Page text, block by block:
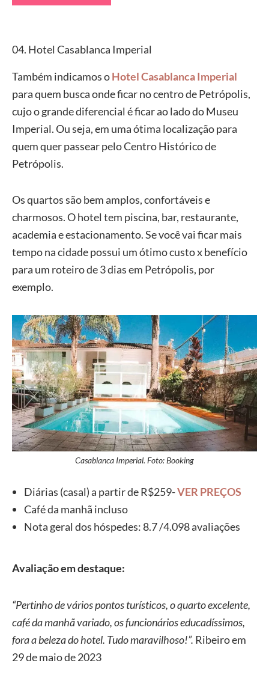
04. Hotel Casablanca Imperial
Também indicamos oHotel Casablanca Imperial
para quem busca onde ficar no centro de Petrópolis,
cujo o grande diferencial é ficar ao lado do Museu
Imperial. Ou seja, em uma ótima localização para
quem quer passear pelo Centro Histórico de
Petrópolis.
Os quartos são bem amplos, confortáveis e
charmosos. O hotel tem piscina, bar, restaurante,
academia e estacionamento. Se você vai ficar mais
tempo na cidade possui um ótimo custo x benefício
para um roteiro de 3 dias em Petrópolis, por
exemplo.
Casablanca Imperial. Foto: Booking
Diárias (casal) a partir de R$259-VER PREÇOS
Café da manhã incluso
Nota geral dos hóspedes: 8.7 /4.098 avaliações
Avaliação em destaque:
“Pertinho de vários pontos turísticos, o quarto excelente,
café da manhã variado, os funcionários educadíssimos,
fora a beleza do hotel. Tudo maravilhoso!”. Ribeiro em
29 de maio de 2023